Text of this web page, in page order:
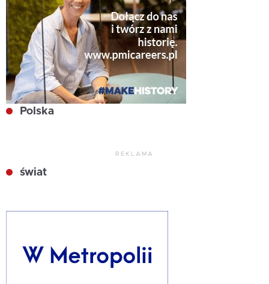
Polska
REKLAMA
świat